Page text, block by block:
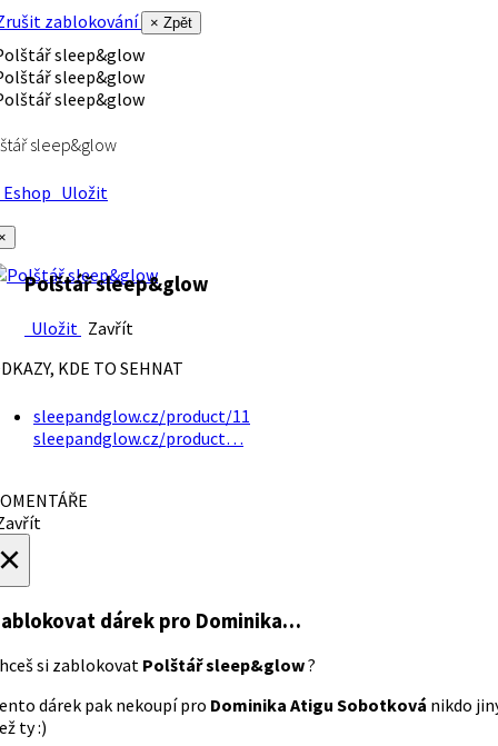
zablokování
× Zpět
sleep&glow
Uložit
Polštář sleep&glow
Uložit Zavřít
KDE TO SEHNAT
sleepandglow.cz/product/11
sleepandglow.cz/product…
dárek pro Dominika…
si zablokovat Polštář sleep&glow?
dárek pak nekoupí pro Dominika Atigu Sobotková nikdo
ty :)